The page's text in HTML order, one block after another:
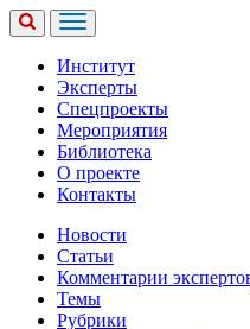
Институт
Эксперты
Спецпроекты
Мероприятия
Библиотека
О проекте
Контакты
Новости
Статьи
Комментарии
Темы
Рубрики